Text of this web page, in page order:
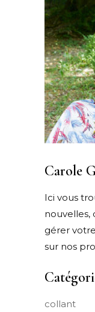
Carole
Ici vous
nouvelles,
gérer
sur nos
collant